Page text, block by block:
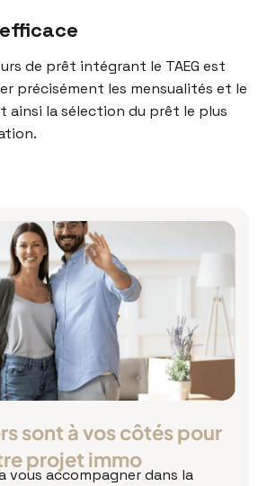
de prêt intégrant le TAEG est
précisément les mensualités et le
la sélection du prêt le plus
sont à vos côtés pour
projet immo
vous accompagner dans la